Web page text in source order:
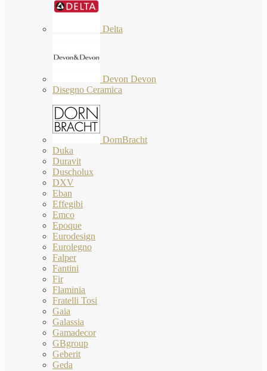
Delta
Devon Devon
Disegno Ceramica
DornBracht
Duka
Duravit
Duscholux
DXV
Eban
Effegibi
Emco
Epoque
Eurodesign
Eurolegno
Falper
Fantini
Fir
Flaminia
Fratelli Tosi
Gaia
Galassia
Gamadecor
GBgroup
Geberit
Geda